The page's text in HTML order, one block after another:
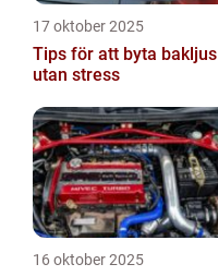
17 oktober 2025
Tips för att byta bakljus
utan stress
16 oktober 2025